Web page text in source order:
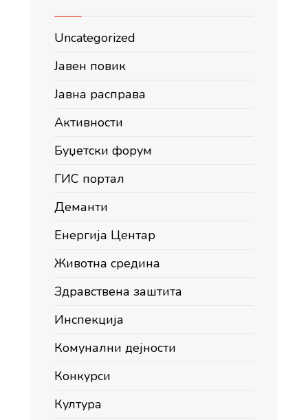
Uncategorized
Јавен повик
Јавна расправа
Активности
Буџетски форум
ГИС портал
Деманти
Енергија Центар
Животна средина
Здравствена заштита
Инспекција
Комунални дејности
Конкурси
Култура